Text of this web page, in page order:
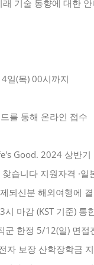
기술 동향에 대한
일(목) 00시까지
를 통해 온라인 접수